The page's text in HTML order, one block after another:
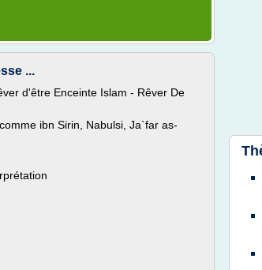
...
d'être Enceinte Islam - Rêver De
ibn Sirin, Nabulsi, Ja`far as-